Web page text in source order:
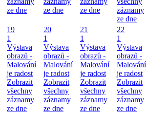
ze dne
ze dne
ze dne
záznamy
ze dne
19
1
Výstava
obrazů -
Malování
je radost
Zobrazit
všechny
záznamy
ze dne
20
1
Výstava
obrazů -
Malování
je radost
Zobrazit
všechny
záznamy
ze dne
21
1
Výstava
obrazů -
Malování
je radost
Zobrazit
všechny
záznamy
ze dne
22
1
Výstava
obrazů -
Malování
je radost
Zobrazit
všechny
záznamy
ze dne